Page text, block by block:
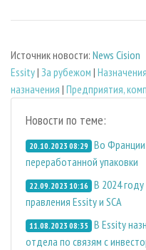
Источник новости: News Cision
Essity| За рубежом | Назначения
назначения | Предприятия,
Новости по теме:
20.10.2023 08:29 Во Франции
переработанной упаковки
22.09.2023 10:16 В 2024
правления Essity и SCA
11.08.2023 08:35 В Essity
отдела по связям с